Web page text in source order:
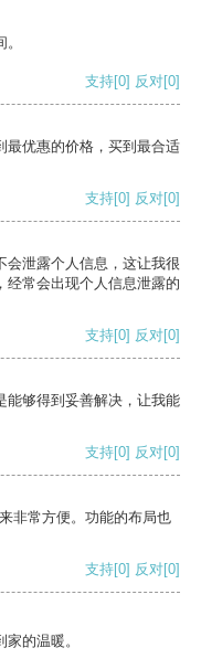
支持[0] 反对[0]
最优惠的价格，买到最合适
支持[0] 反对[0]
会泄露个人信息，这让我很
经常会出现个人信息泄露的
支持[0] 反对[0]
能够得到妥善解决，让我能
支持[0] 反对[0]
非常方便。功能的布局也
支持[0] 反对[0]
的温暖。